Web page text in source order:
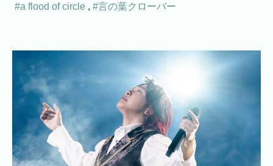
#a flood of circle , #言の葉クローバー